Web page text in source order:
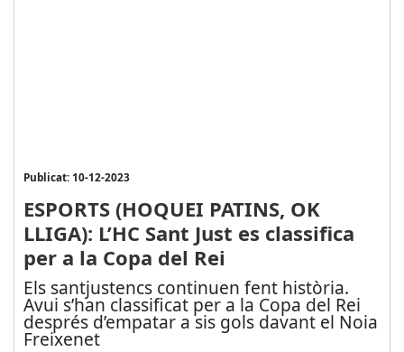
Publicat: 10-12-2023
ESPORTS (HOQUEI PATINS, OK
LLIGA): L’HC Sant Just es classifica
per a la Copa del Rei
Els santjustencs continuen fent història.
Avui s’han classificat per a la Copa del Rei
després d’empatar a sis gols davant el Noia
Freixenet